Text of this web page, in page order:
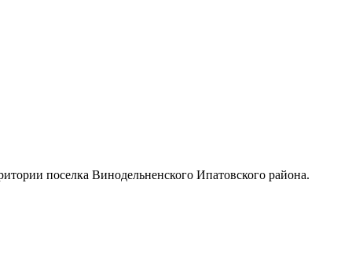
поселка Винодельненского Ипатовского района.